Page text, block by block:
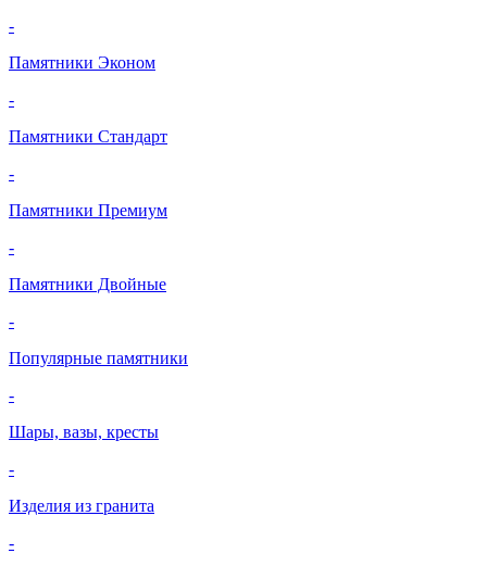
-
Памятники Эконом
-
Памятники Стандарт
-
Памятники Премиум
-
Памятники Двойные
-
Популярные памятники
-
Шары, вазы, кресты
-
Изделия из гранита
-